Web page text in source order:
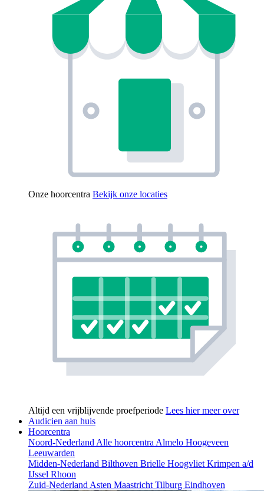
Onze hoorcentra Bekijk onze locaties
Altijd een vrijblijvende proefperiode Lees hier meer over
Audicien aan huis
Hoorcentra
Noord-NederlandAlle hoorcentraAlmelo Hoogeveen
Leeuwarden
Midden-Nederland Bilthoven Brielle HoogvlietKrimpen a/d
IJssel Rhoon
Zuid-NederlandAsten MaastrichtTilburg Eindhoven